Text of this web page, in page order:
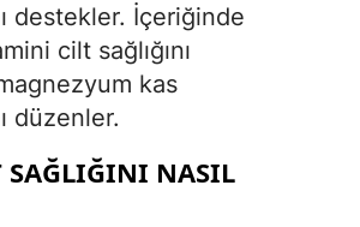
destekler. İçeriğinde
cilt sağlığını
kas
düzenler.
SAĞLIĞINI NASIL